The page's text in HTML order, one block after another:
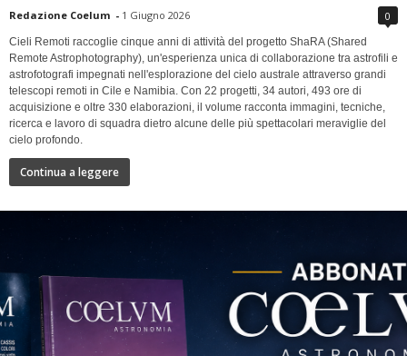
Redazione Coelum - 1 Giugno 2026 0
Cieli Remoti raccoglie cinque anni di attività del progetto ShaRA (Shared
Remote Astrophotography), un'esperienza unica di collaborazione tra astrofili e
astrofotografi impegnati nell'esplorazione del cielo australe attraverso grandi
telescopi remoti in Cile e Namibia. Con 22 progetti, 34 autori, 493 ore di
acquisizione e oltre 330 elaborazioni, il volume racconta immagini, tecniche,
ricerca e lavoro di squadra dietro alcune delle più spettacolari meraviglie del
cielo profondo.
Continua a leggere